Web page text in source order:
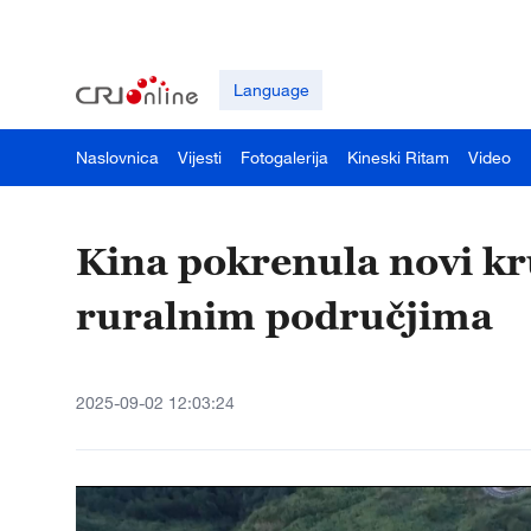
Language
Naslovnica Vijesti Fotogalerija Kineski Ritam Video
Kina pokrenula novi
ruralnim područjima
2025-09-02 12:03:24